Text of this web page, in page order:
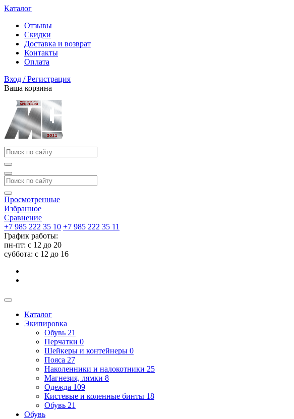
Каталог
Отзывы
Скидки
Доставка и возврат
Контакты
Оплата
Вход / Регистрация
Ваша корзина
Просмотренные
Избранное
Сравнение
+7 985 222 35 10 +7 985 222 35 11
График работы:
пн-пт: с 12 до 20
суббота: c 12 до 16
Каталог
Экипировка
Обувь 21
Перчатки 0
Шейкеры и контейнеры 0
Пояса 27
Наколенники и налокотники 25
Магнезия, лямки 8
Одежда 109
Кистевые и коленные бинты 18
Обувь 21
Обувь